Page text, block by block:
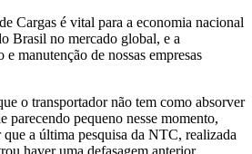
Cargas é vital para a economia nacional
Brasil no mercado global, e a
e manutenção de nossas empresas
o transportador não tem como absorver
parecendo pequeno nesse momento,
que a última pesquisa da NTC, realizada
haver uma defasagem anterior